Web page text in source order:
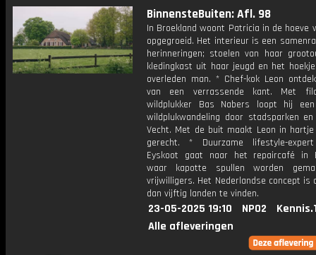
BinnensteBuiten: Afl. 98
In Broekland woont Patricia in de hoeve
opgegroeid. Het interieur is een
herinneringen; stoelen van haar
kledingkast uit haar jeugd en het
overleden man. * Chef-kok Leon
van een verrassende kant. Met
wildplukker Bas Nabers loopt hij
wildplukwandeling door stadsparken
Vecht. Met de buit maakt Leon in
gerecht. * Duurzame lifestyle-
Eyskoot gaat naar het repaircafé in
waar kapotte spullen worden
vrijwilligers. Het Nederlandse concept is
dan vijftig landen te vinden.
23-05-2025 19:10 NPO2
Alle afleveringen